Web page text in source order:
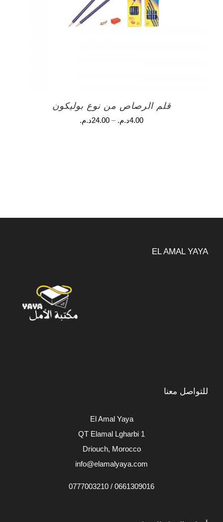
قلم الرصاص من نوع بوليكون
4.00د.م. –
24.00د.م.
EL AMAL YAYA
للتواصل معنا
El Amal Yaya
QT Elamal Lgharbi 1
Driouch, Morocco
info@elamalyaya.com
0661309016 / 0777003210